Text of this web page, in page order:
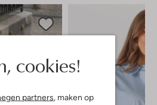
cookies!
partners, maken op